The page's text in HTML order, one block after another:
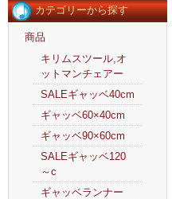
カテゴリーから探す
商品
キリムスツール,オ
ットマンチェアー
SALEギャッベ40cm
ギャッベ60×40cm
ギャッベ90×60cm
SALEギャッベ120
～c
ギャッベランナー